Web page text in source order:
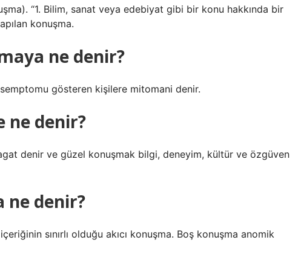
“1. Bilim, sanat veya edebiyat gibi bir konu hakkında bir
konuşma.
ne denir?
gösteren kişilere mitomani denir.
ne denir?
denir ve güzel konuşmak bilgi, deneyim, kültür ve özgüven
ne denir?
sınırlı olduğu akıcı konuşma. Boş konuşma anomik